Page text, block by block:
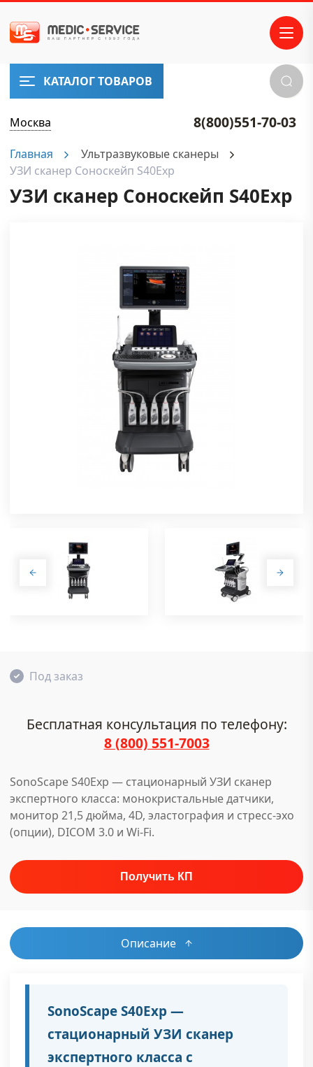
КАТАЛОГ ТОВАРОВ
Москва 8(800)551-70-03
Главная
Ультразвуковые сканеры
УЗИ сканер Соноскейп S40Exp
УЗИ сканер Соноскейп S40Exp
Под заказ
Бесплатная консультация по телефону:
8 (800) 551-7003
SonoScape S40Exp — стационарный УЗИ сканер
экспертного класса: монокристальные датчики,
монитор 21,5 дюйма, 4D, эластография и стресс-эхо
(опции), DICOM 3.0 и Wi-Fi.
Описание
SonoScape S40Exp —
стационарный УЗИ сканер
экспертного класса с